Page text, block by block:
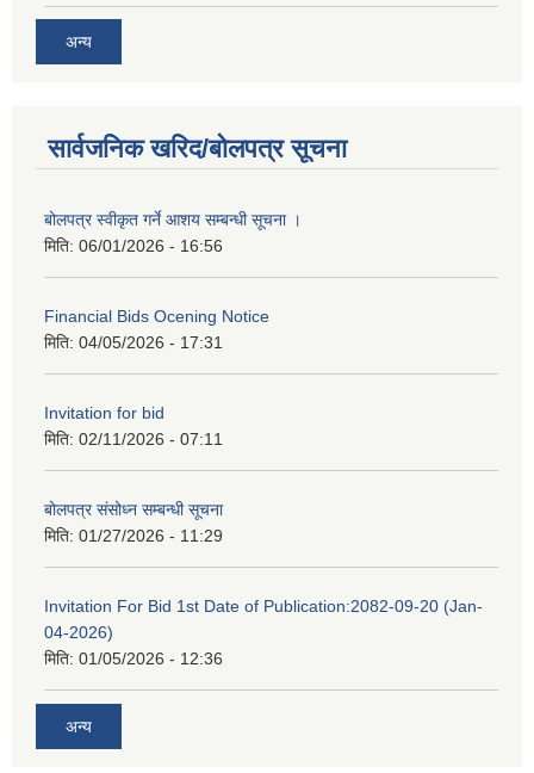
अन्य
सार्वजनिक खरिद/बोलपत्र सूचना
बोलपत्र स्वीकृत गर्ने आशय सम्बन्धी सूचना ।
मिति: 06/01/2026 - 16:56
Financial Bids Ocening Notice
मिति: 04/05/2026 - 17:31
Invitation for bid
मिति: 02/11/2026 - 07:11
बोलपत्र संसोध्न सम्बन्धी सूचना
मिति: 01/27/2026 - 11:29
Invitation For Bid 1st Date of Publication:2082-09-20 (Jan-
04-2026)
मिति: 01/05/2026 - 12:36
अन्य